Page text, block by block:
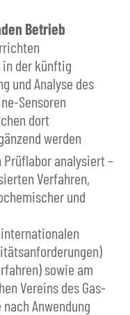
Betrieb
in der künftig
und Analyse des
Sensoren
dort
werden
analysiert –
Verfahren,
und
sowie am
Vereins des Gas-
nach Anwendung